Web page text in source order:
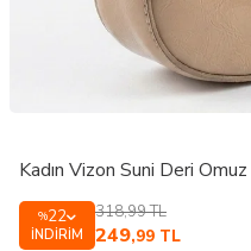
Kadın Vizon Suni Deri
%22
İNDIRIM
318,99TL
249,99 TL